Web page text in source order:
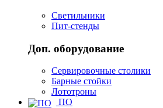
Светильники
Пит-стенды
Доп. оборудование
Сервировочные столики
Барные стойки
Лототроны
ПО